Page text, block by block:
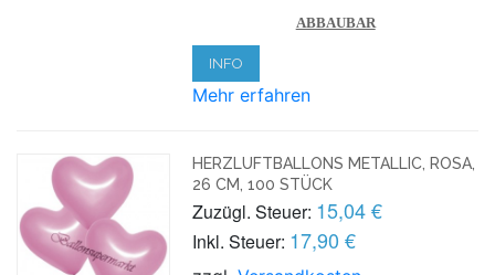
ABBAUBAR
INFO
Mehr erfahren
HERZLUFTBALLONS METALLIC, ROSA,
26 CM, 100 STÜCK
Zuzügl. Steuer: 15,04 €
Inkl. Steuer: 17,90 €